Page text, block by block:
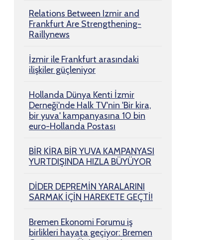
Relations Between Izmir and
Frankfurt Are Strengthening-
Raillynews
İzmir ile Frankfurt arasındaki
ilişkiler güçleniyor
Hollanda Dünya Kenti İzmir
Derneği'nde Halk TV'nin 'Bir kira,
bir yuva' kampanyasına 10 bin
euro-Hollanda Postası
BİR KİRA BİR YUVA KAMPANYASI
YURTDIŞINDA HIZLA BÜYÜYOR
DİDER DEPREMİN YARALARINI
SARMAK İÇİN HAREKETE GEÇTİ!
Bremen Ekonomi Forumu iş
birlikleri hayata geçiyor: Bremen